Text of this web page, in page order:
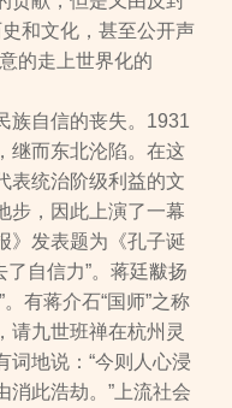
和文化，甚至公开声
的走上世界化的
族自信的丧失。1931
继而东北沦陷。在这
表统治阶级利益的文
步，因此上演了一幕
》发表题为《孔子诞
自信力”。蒋廷黻扬
有蒋介石“国师”之称
请九世班禅在杭州灵
词地说：“今则人心浸
消此浩劫。”上流社会